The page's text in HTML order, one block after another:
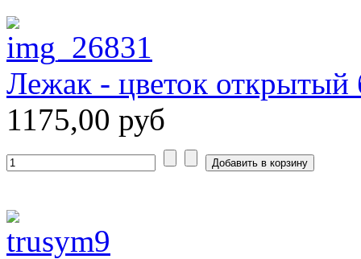
Лежак - цветок
1175,00 руб